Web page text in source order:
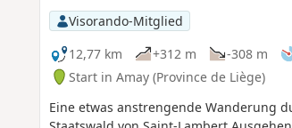
Visorando-Mitglied
12,77 km
+312 m -308 m
Start in Amay (Province de Liège)
Eine etwas anstrengende Wanderung